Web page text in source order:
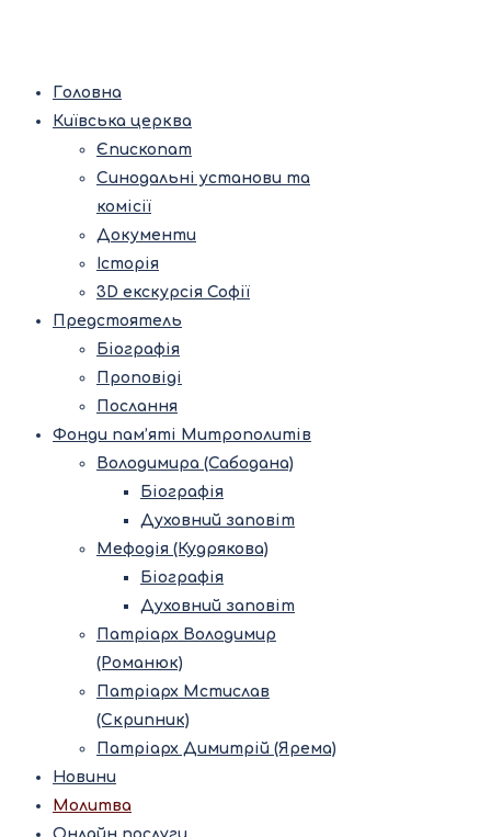
Головна
Київська церква
Єпископат
Синодальні установи та
комісії
Документи
Історія
3D екскурсія Софії
Предстоятель
Біографія
Проповіді
Послання
Фонди пам’яті Митрополитів
Володимира (Сабодана)
Біографія
Духовний заповіт
Мефодія (Кудрякова)
Біографія
Духовний заповіт
Патріарх Володимир
(Романюк)
Патріарх Мстислав
(Скрипник)
Патріарх Димитрій (Ярема)
Новини
Молитва